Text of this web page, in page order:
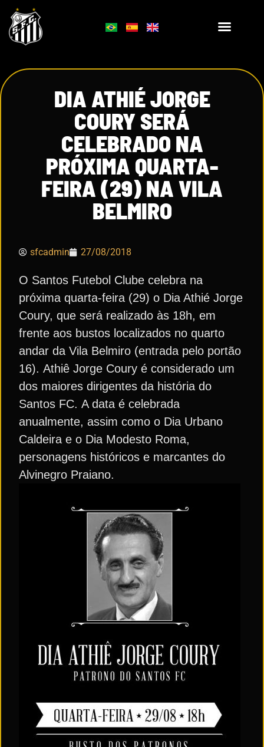
DIA ATHIÉ JORGE
COURY SERÁ
CELEBRADO NA
PRÓXIMA QUARTA-
FEIRA (29) NA VILA
BELMIRO
sfcadmin 27/08/2018
O Santos Futebol Clube celebra na
próxima quarta-feira (29) o Dia Athié Jorge
Coury, que será realizado às 18h, em
frente aos bustos localizados no quarto
andar da Vila Belmiro (entrada pelo portão
16). Athiê Jorge Coury é considerado um
dos maiores dirigentes da história do
Santos FC. A data é celebrada
anualmente, assim como o Dia Urbano
Caldeira e o Dia Modesto Roma,
personagens históricos e marcantes do
Alvinegro Praiano.